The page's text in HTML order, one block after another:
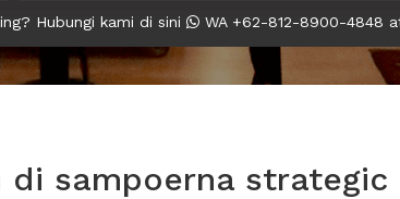
Hubungi kami di sini WA +62-812-8900-4848
di sampoerna